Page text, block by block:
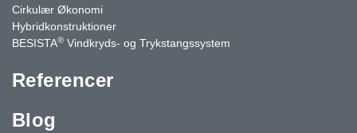
Cirkulær Økonomi
Hybridkonstruktioner
BESISTA® Vindkryds- og Trykstangssystem
Referencer
Blog